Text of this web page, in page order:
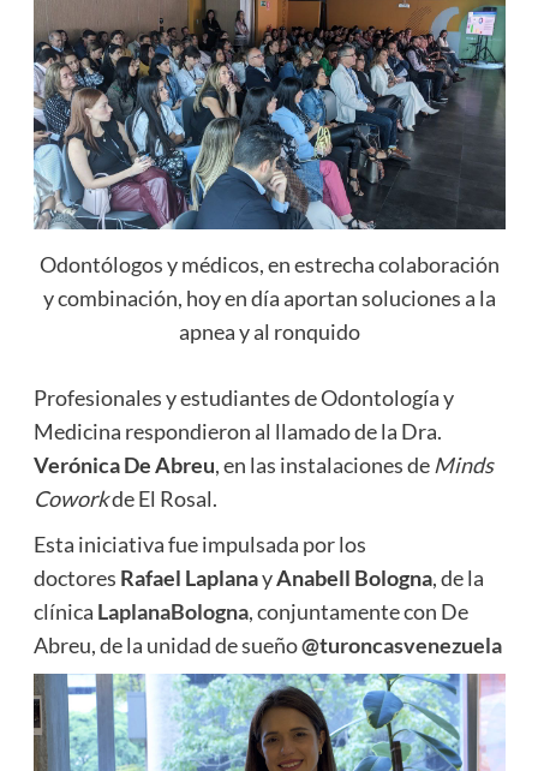
Odontólogos y médicos, en estrecha colaboración
y combinación, hoy en día aportan soluciones a la
apnea y al ronquido
Profesionales y estudiantes de Odontología y
Medicina respondieron al llamado de la Dra.
Verónica De Abreu, en las instalaciones de Minds
Coworkde El Rosal.
Esta iniciativa fue impulsada por los
doctores Rafael LaplanayAnabell Bologna, de la
clínica LaplanaBologna, conjuntamente con De
Abreu, de la unidad de sueño@turoncasvenezuela